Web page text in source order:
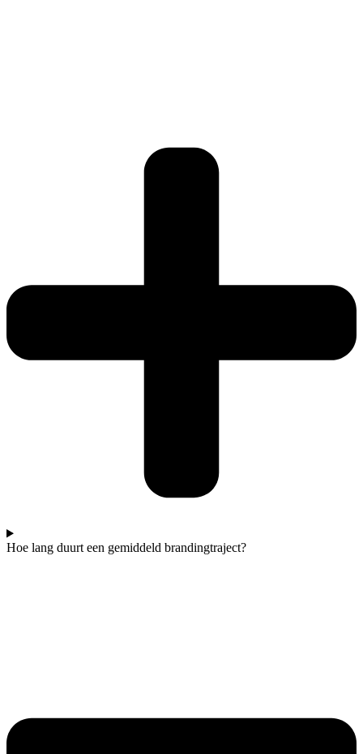
Hoe lang duurt een gemiddeld brandingtraject?